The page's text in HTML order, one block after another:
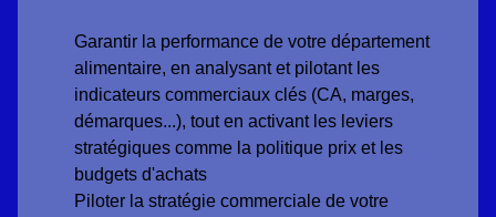
Garantir la performance de votre département
alimentaire, en analysant et pilotant les
indicateurs commerciaux clés (CA, marges,
démarques...), tout en activant les leviers
stratégiques comme la politique prix et les
budgets d'achats
Piloter la stratégie commerciale de votre